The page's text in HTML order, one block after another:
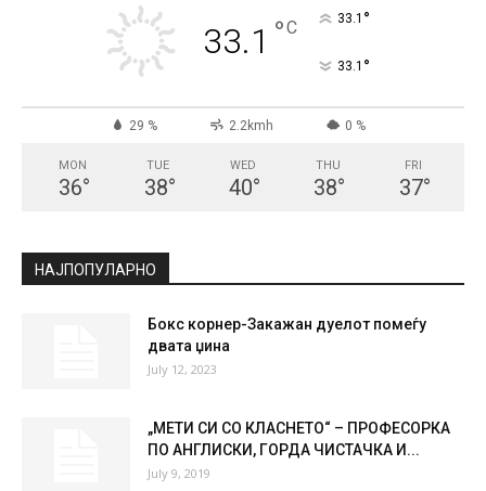
33.1 °C 33.1 °
33.1 °
29 % 2.2kmh 0 %
MON
36°
TUE
38°
WED
40°
THU
38°
FRI
37°
НАЈПОПУЛАРНО
Бокс корнер-Закажан дуелот помеѓу
двата џина
July 12, 2023
„МЕТИ СИ СО КЛАСНЕТО“ – ПРОФЕСОРКА
ПО АНГЛИСКИ, ГОРДА ЧИСТАЧКА И...
July 9, 2019